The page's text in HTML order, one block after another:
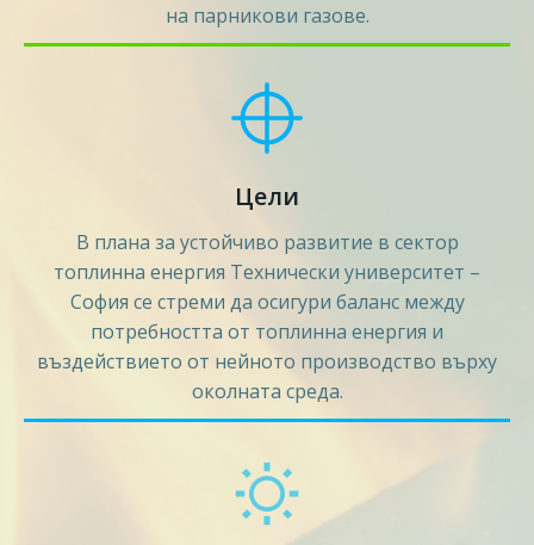
на парникови газове.
Цели
В плана за устойчиво развитие в сектор
топлинна енергия Технически университет –
София се стреми да осигури баланс между
потребността от топлинна енергия и
въздействието от нейното производство върху
околната среда.